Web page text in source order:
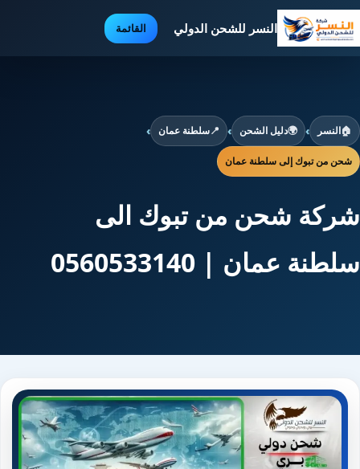
النسر للشحن الدولي القائمة
🏠النسر ›
🌍دليل الشحن ›
📍سلطنة عمان ›
شحن من تبوك إلى سلطنة عمان
شركة شحن من تبوك الى
سلطنة عمان | 0560533140